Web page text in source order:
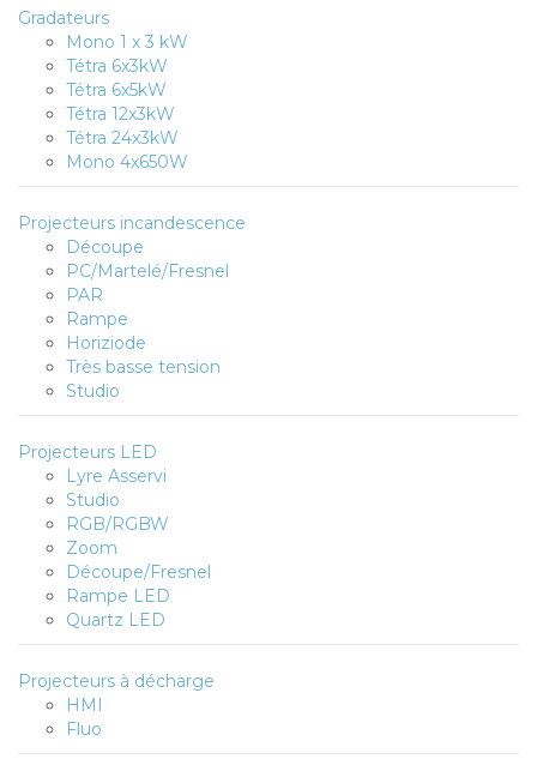
Gradateurs
Mono 1 x 3 kW
Tétra 6x3kW
Tétra 6x5kW
Tétra 12x3kW
Tétra 24x3kW
Mono 4x650W
Projecteurs incandescence
Découpe
PC/Martelé/Fresnel
PAR
Rampe
Horiziode
Très basse tension
Studio
Projecteurs LED
Lyre Asservi
Studio
RGB/RGBW
Zoom
Découpe/Fresnel
Rampe LED
Quartz LED
Projecteurs à décharge
HMI
Fluo